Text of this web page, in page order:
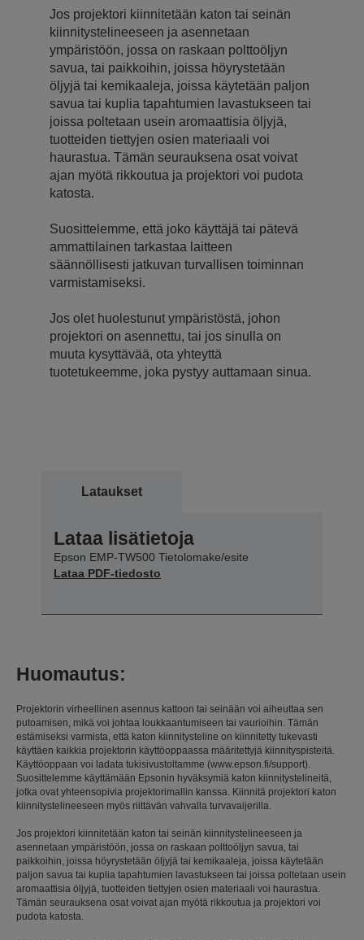
Jos projektori kiinnitetään katon tai seinän
kiinnitystelineeseen ja asennetaan
ympäristöön, jossa on raskaan polttoöljyn
savua, tai paikkoihin, joissa höyrystetään
öljyjä tai kemikaaleja, joissa käytetään paljon
savua tai kuplia tapahtumien lavastukseen tai
joissa poltetaan usein aromaattisia öljyjä,
tuotteiden tiettyjen osien materiaali voi
haurastua. Tämän seurauksena osat voivat
ajan myötä rikkoutua ja projektori voi pudota
katosta.
Suosittelemme, että joko käyttäjä tai pätevä
ammattilainen tarkastaa laitteen
säännöllisesti jatkuvan turvallisen toiminnan
varmistamiseksi.
Jos olet huolestunut ympäristöstä, johon
projektori on asennettu, tai jos sinulla on
muuta kysyttävää, ota yhteyttä
tuotetukeemme, joka pystyy auttamaan sinua.
Lataukset
Lataa lisätietoja
Epson EMP-TW500 Tietolomake/esite
Lataa PDF-tiedosto
Huomautus:
Projektorin virheellinen asennus kattoon tai seinään voi aiheuttaa sen
putoamisen, mikä voi johtaa loukkaantumiseen tai vaurioihin. Tämän
estämiseksi varmista, että katon kiinnitysteline on kiinnitetty tukevasti
käyttäen kaikkia projektorin käyttöoppaassa määritettyjä kiinnityspisteitä.
Käyttöoppaan voi ladata tukisivustoltamme (www.epson.fi/support).
Suosittelemme käyttämään Epsonin hyväksymiä katon kiinnitystelineitä,
jotka ovat yhteensopivia projektorimallin kanssa. Kiinnitä projektori katon
kiinnitystelineeseen myös riittävän vahvalla turvavaijerilla.
Jos projektori kiinnitetään katon tai seinän kiinnitystelineeseen ja
asennetaan ympäristöön, jossa on raskaan polttoöljyn savua, tai
paikkoihin, joissa höyrystetään öljyjä tai kemikaaleja, joissa käytetään
paljon savua tai kuplia tapahtumien lavastukseen tai joissa poltetaan usein
aromaattisia öljyjä, tuotteiden tiettyjen osien materiaali voi haurastua.
Tämän seurauksena osat voivat ajan myötä rikkoutua ja projektori voi
pudota katosta.